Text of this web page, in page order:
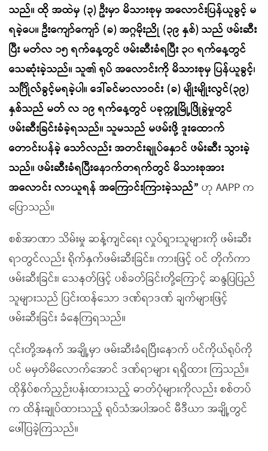
သည်။ ထို အထဲမှ (၃) ဦးမှာ မိသားစုမှ အလောင်းပြန်ယူခွင့် မ
ရခဲ့ပေ။ ဦးကျော်ကျော် (ခ) အဂ္ဂမိုးညို (၃၉ နှစ်) သည် ဖမ်းဆီး
ပြီး မတ်လ ၁၅ ရက်နေ့တွင် ဖမ်းဆီးခံရပြီး ၃၀ ရက်နေ့တွင်
သေဆုံးခဲ့သည်။ သူ၏ ရုပ် အလောင်းကို မိသားစုမှ ပြန်ယူခွင့်၊
သင်္ဂြိုလ်ခွင့်မရခဲ့ပါ။ ဒေါ်ခင်မာလာဝင်း (ခ) မျိုးမျိုးလွင်(၃၉)
နှစ်သည် မတ် လ ၁၉ ရက်နေ့တွင် ပခုက္ကူမြို့ဖြိုခွဲမှုတွင်
ဖမ်းဆီးခြင်းခံခဲ့ရသည်။ သူမသည် မဖမ်းဖို့ ဒူးထောက်
တောင်းပန်ခဲ့ သော်လည်း အတင်းချုပ်နှောင် ဖမ်းဆီး သွားခဲ့
သည်။ ဖမ်းဆီးခံရပြီးနောက်တရက်တွင် မိသားစုအား
အလောင်း လာယူရန် အကြောင်းကြားခဲ့သည်” ဟု AAPP က
ပြောသည်။
စစ်အာဏာ သိမ်းမှု ဆန့်ကျင်ရေး လှုပ်ရှားသူများကို ဖမ်းဆီး
ရာတွင်လည်း ရိုက်နှက်ဖမ်းဆီးခြင်း၊ ကားဖြင့် ဝင် တိုက်ကာ
ဖမ်းဆီးခြင်း၊ သေနတ်ဖြင့် ပစ်ခတ်ခြင်းတို့ကြောင့် ဆန္ဒပြပြည်
သူများသည် ပြင်းထန်သော ဒဏ်ရာဒဏ် ချက်များဖြင့်
ဖမ်းဆီးခြင်း ခံနေကြရသည်။
၎င်းတို့အနက် အချို့မှာ ဖမ်းဆီးခံရပြီးနောက် ပင်ကိုယ်ရုပ်ကို
ပင် မမှတ်မိလောက်အောင် ဒဏ်ရာများ ရရှိထား ကြသည်။
ထိုနှိပ်စက်ညှဉ်းပန်းထားသည့် ဓာတ်ပုံများကိုလည်း စစ်တပ်
က ထိန်းချုပ်ထားသည့် ရုပ်သံအပါအဝင် မီဒီယာ အချို့တွင်
ဖေါ်ပြခဲ့ကြသည်။